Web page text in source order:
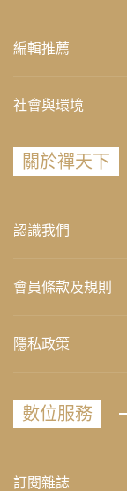
編輯推薦
社會與環境
關於禪天下
認識我們
會員條款及規則
隱私政策
數位服務
訂閱雜誌